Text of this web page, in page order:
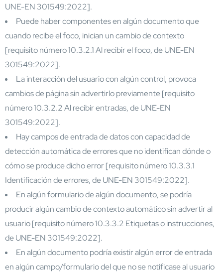
UNE-EN 301549:2022].
Puede haber componentes en algún documento que
cuando recibe el foco, inician un cambio de contexto
[requisito número 10.3.2.1 Al recibir el foco, de UNE-EN
301549:2022].
La interacción del usuario con algún control, provoca
cambios de página sin advertirlo previamente [requisito
número 10.3.2.2 Al recibir entradas, de UNE-EN
301549:2022].
Hay campos de entrada de datos con capacidad de
detección automática de errores que no identifican dónde o
cómo se produce dicho error [requisito número 10.3.3.1
Identificación de errores, de UNE-EN 301549:2022].
En algún formulario de algún documento, se podría
producir algún cambio de contexto automático sin advertir al
usuario [requisito número 10.3.3.2 Etiquetas o instrucciones,
de UNE-EN 301549:2022].
En algún documento podría existir algún error de entrada
en algún campo/formulario del que no se notificase al usuario